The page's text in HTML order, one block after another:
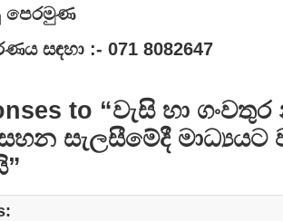
පෙරමුණ
සඳහා :- 071 8082647
to “වැසි හා
සැලසීමේදී